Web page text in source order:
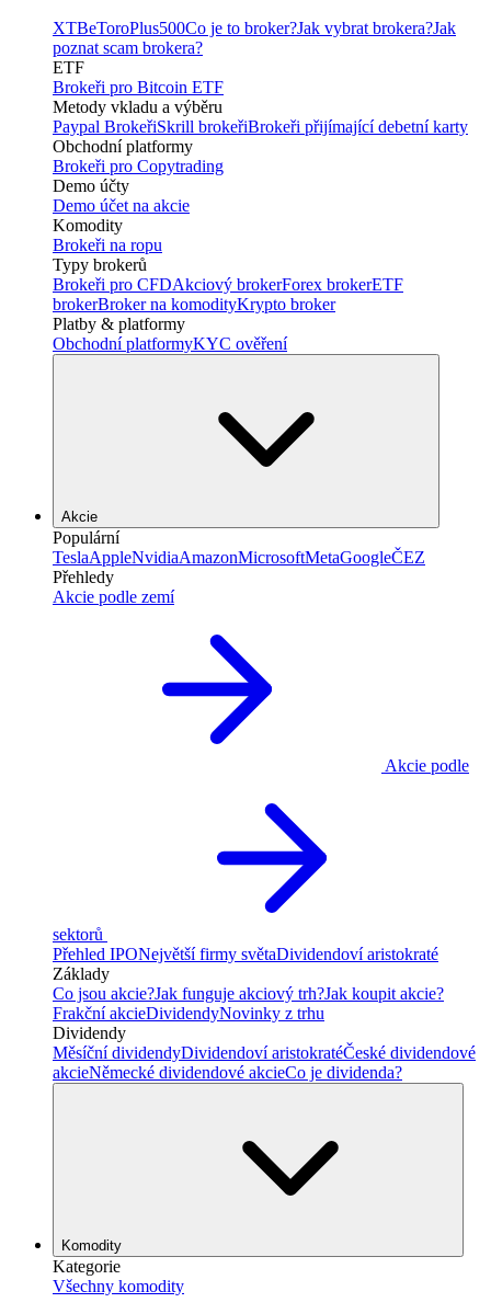
XTBeToroPlus500Co je to broker?Jak vybrat brokera?Jak
poznat scam brokera?
ETF
Brokeři pro Bitcoin ETF
Metody vkladu a výběru
Paypal BrokeřiSkrill brokeřiBrokeři přijímající debetní karty
Obchodní platformy
Brokeři pro Copytrading
Demo účty
Demo účet na akcie
Komodity
Brokeři na ropu
Typy brokerů
Brokeři pro CFDAkciový brokerForex brokerETF
brokerBroker na komodityKrypto broker
Platby & platformy
Obchodní platformyKYC ověření
Akcie
Populární
TeslaAppleNvidiaAmazonMicrosoftMetaGoogleČEZ
Přehledy
Akcie podle zemí
Akcie podle
sektorů
Přehled IPONejvětší firmy světaDividendoví aristokraté
Základy
Co jsou akcie?Jak funguje akciový trh?Jak koupit akcie?
Frakční akcieDividendyNovinky z trhu
Dividendy
Měsíční dividendyDividendoví aristokratéČeské dividendové
akcieNěmecké dividendové akcieCo je dividenda?
Komodity
Kategorie
Všechny komodity